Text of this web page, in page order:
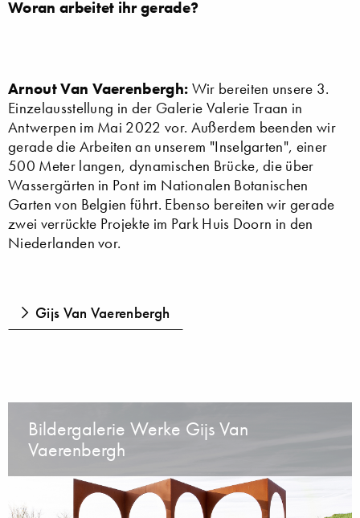
Woran arbeitet ihr gerade?
Arnout Van Vaerenbergh: Wir bereiten unsere 3.
Einzelausstellung in der Galerie Valerie Traan in
Antwerpen im Mai 2022 vor. Außerdem beenden wir
gerade die Arbeiten an unserem "Inselgarten", einer
500 Meter langen, dynamischen Brücke, die über
Wassergärten in Pont im Nationalen Botanischen
Garten von Belgien führt. Ebenso bereiten wir gerade
zwei verrückte Projekte im Park Huis Doorn in den
Niederlanden vor.
Gijs Van Vaerenbergh
Bildergalerie Werke Gijs Van
Vaerenbergh